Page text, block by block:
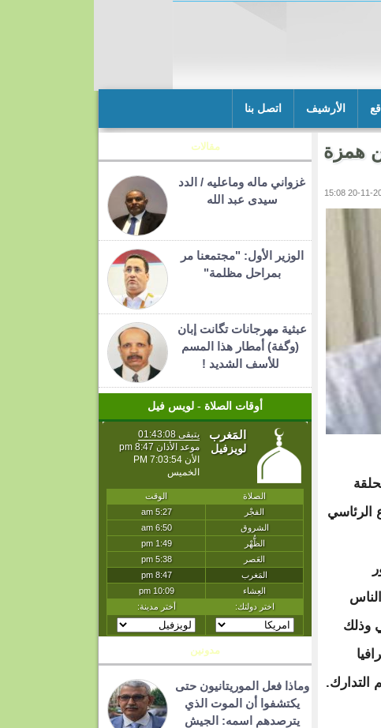
الأرشيف اتصل بنا
همزة
الحلقة
الرئاسي
وذلك
التدارك.
مقالات
غزواني ماله وماعليه / الدد
سيدى عبد الله
الوزير الأول: "مجتمعنا مر
بمراحل مظلمة"
عبثية مهرجانات تگانت إبان
(وگفة) أمطار هذا المسم
للأسف الشديد !
أوقات الصلاة - لويس فيل
مدونين
وماذا فعل الموريتانيون حتى
يكتشفوا أن الموت الذي
يترصدهم اسمه: الجيش